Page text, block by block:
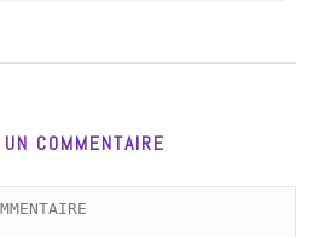
COMMENTAIRE